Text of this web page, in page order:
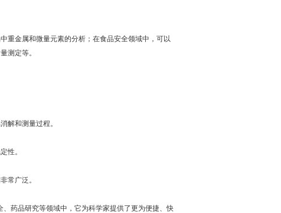
金属和微量元素的分析；在食品安全领域中，可以
测定等。
解和测量过程。
性。
常广泛。
药品研究等领域中，它为科学家提供了更为便捷、快